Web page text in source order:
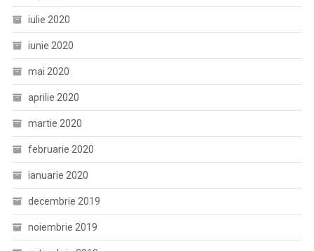
iulie 2020
iunie 2020
mai 2020
aprilie 2020
martie 2020
februarie 2020
ianuarie 2020
decembrie 2019
noiembrie 2019